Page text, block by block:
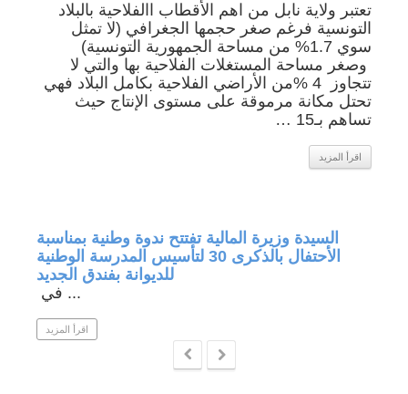
تعتبر ولاية نابل من اهم الأقطاب االفلاحية بالبلاد
التونسية فرغم صغر حجمها الجغرافي (لا تمثل
سوي 1.7% من مساحة الجمهورية التونسية)
وصغر مساحة المستغلات الفلاحية بها والتي لا
تتجاوز 4 %من الأراضي الفلاحية بكامل البلاد فهي
تحتل مكانة مرموقة على مستوى الإنتاج حيث
تساهم بـ15 …
اقرأ المزيد
السيدة وزيرة المالية تفتتح ندوة وطنية بمناسبة
الأحتفال بالذكرى 30 لتأسيس المدرسة الوطنية
للديوانة بفندق الجديد
في ...
اقرأ المزيد